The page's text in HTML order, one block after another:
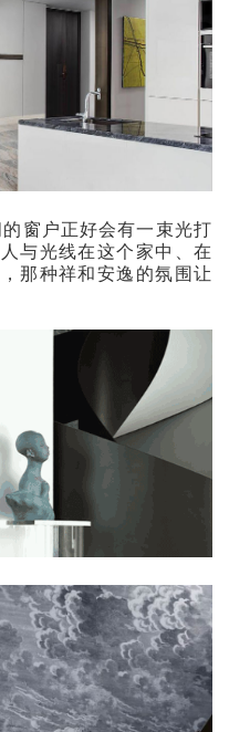
窗户正好会有一束光打
与光线在这个家中、在
那种祥和安逸的氛围让